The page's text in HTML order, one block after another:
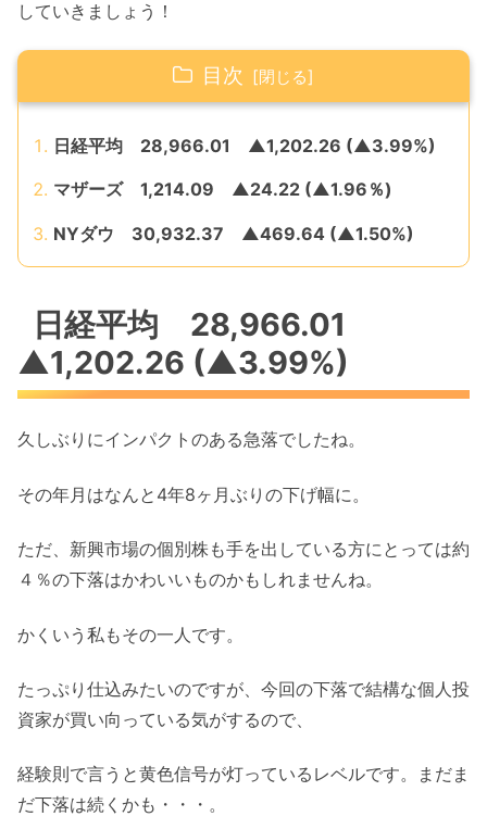
していきましょう！
目次
日経平均 28,966.01 ▲1,202.26 (▲3.99%)
マザーズ 1,214.09 ▲24.22 (▲1.96％)
NYダウ 30,932.37 ▲469.64 (▲1.50%)
日経平均 28,966.01
▲1,202.26 (▲3.99%)
久しぶりにインパクトのある急落でしたね。
その年月はなんと4年8ヶ月ぶりの下げ幅に。
ただ、新興市場の個別株も手を出している方にとっては約
４％の下落はかわいいものかもしれませんね。
かくいう私もその一人です。
たっぷり仕込みたいのですが、今回の下落で結構な個人投
資家が買い向っている気がするので、
経験則で言うと黄色信号が灯っているレベルです。まだま
だ下落は続くかも・・・。